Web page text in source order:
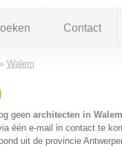
Contact
Walem
geen architecten in Walem
één e-mail in contact te
uit de provincie